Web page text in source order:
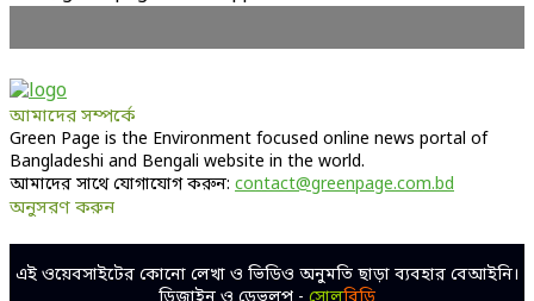
আমাদের সম্পর্কে
Green Page is the Environment focused online news portal of
Bangladeshi and Bengali website in the world.
আমাদের সাথে যোগাযোগ করুন: contact@greenpage.com.bd
অনুসরণ করুন
এই ওয়েবসাইটের কোনো লেখা ও ভিডিও অনুমতি ছাড়া ব্যবহার বেআইনি।